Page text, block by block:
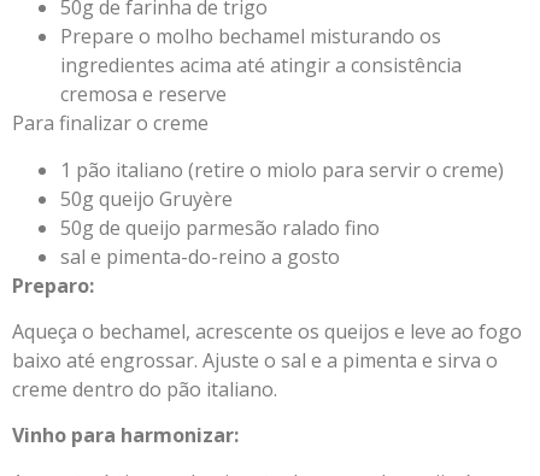
50g de farinha de trigo
Prepare o molho bechamel misturando os
ingredientes acima até atingir a consistência
cremosa e reserve
Para finalizar o creme
1 pão italiano (retire o miolo para servir o creme)
50g queijo Gruyère
50g de queijo parmesão ralado fino
sal e pimenta-do-reino a gosto
Preparo:
Aqueça o bechamel, acrescente os queijos e leve ao fogo
baixo até engrossar. Ajuste o sal e a pimenta e sirva o
creme dentro do pão italiano.
Vinho para harmonizar: